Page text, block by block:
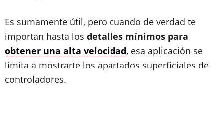
Es sumamente útil, pero cuando de verdad te
importan hasta los detalles mínimos para
obtener una alta velocidad, esa aplicación se
limita a mostrarte los apartados superficiales de
controladores.